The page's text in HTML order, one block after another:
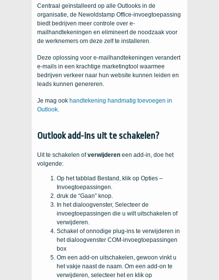
Centraal geïnstalleerd op alle Outlooks in de
organisatie, de Newoldstamp Office-invoegtoepassing
biedt bedrijven meer controle over e-
mailhandtekeningen en elimineert de noodzaak voor
de werknemers om deze zelf te installeren.
Deze oplossing voor e-mailhandtekeningen verandert
e-mails in een krachtige marketingtool waarmee
bedrijven verkeer naar hun website kunnen leiden en
leads kunnen genereren.
Je mag ook handtekening handmatig toevoegen in
Outlook.
Outlook add-ins uit te schakelen?
Uit te schakelen ofverwijderen een add-in, doe het
volgende:
Op het tabblad Bestand, klik op Opties –
Invoegtoepassingen.
druk de “Gaan” knop.
In het dialoogvenster, Selecteer de
invoegtoepassingen die u wilt uitschakelen of
verwijderen.
Schakel of onnodige plug-ins te verwijderen in
het dialoogvenster COM-invoegtoepassingen
box
Om een ​​add-on uitschakelen, gewoon vinkt u
het vakje naast de naam. Om een ​​add-on te
verwijderen, selecteer het en klik op